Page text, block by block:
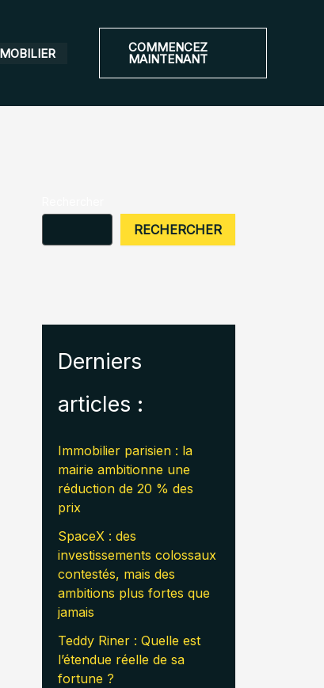
COMMENCEZ
MAINTENANT
RECHERCHER
Derniers
articles :
Immobilier parisien : la
mairie ambitionne une
réduction de 20 % des
prix
SpaceX : des
investissements colossaux
contestés, mais des
ambitions plus fortes que
jamais
Teddy Riner : Quelle est
l’étendue réelle de sa
fortune ?